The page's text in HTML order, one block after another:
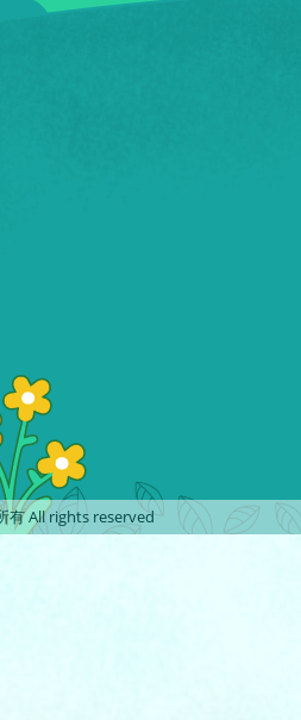
有 All rights reserved